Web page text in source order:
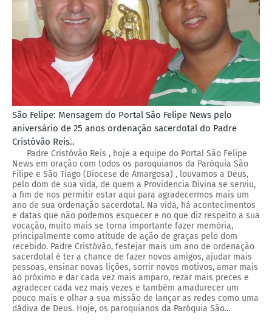
São Felipe: Mensagem do Portal São Felipe News pelo
aniversário de 25 anos ordenação sacerdotal do Padre
Cristóvão Reis..
Padre Cristóvão Reis , hoje a equipe do Portal São Felipe
News em oração com todos os paroquianos da Paróquia São
Filipe e São Tiago (Diocese de Amargosa) , louvamos a Deus,
pelo dom de sua vida, de quem a Providencia Divina se serviu,
a fim de nos permitir estar aqui para agradecermos mais um
ano de sua ordenação sacerdotal. Na vida, há acontecimentos
e datas que não podemos esquecer e no que diz respeito a sua
vocação, muito mais se torna importante fazer memória,
principalmente como atitude de ação de graças pelo dom
recebido. Padre Cristóvão, festejar mais um ano de ordenação
sacerdotal é ter a chance de fazer novos amigos, ajudar mais
pessoas, ensinar novas lições, sorrir novos motivos, amar mais
ao próximo e dar cada vez mais amparo, rezar mais preces e
agradecer cada vez mais vezes e também amadurecer um
pouco mais e olhar a sua missão de lançar as redes como uma
dádiva de Deus. Hoje, os paroquianos da Paróquia São...